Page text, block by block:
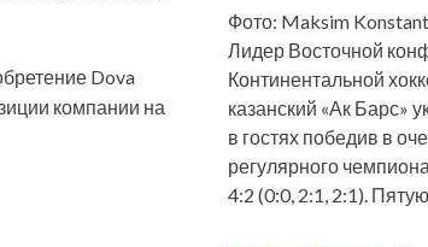
Dova
компании на
Фото: Maksim
Лидер Восточной
Континентальной
казанский «Ак Барс»
в гостях победив в
регулярного
4:2 (0:0, 2:1, 2:1).